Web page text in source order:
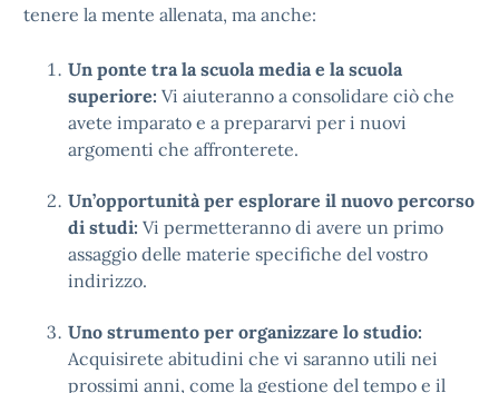
tenere la mente allenata, ma anche:
Un ponte tra la scuola media e la scuola
superiore: Vi aiuteranno a consolidare ciò che
avete imparato e a prepararvi per i nuovi
argomenti che affronterete.
Un’opportunità per esplorare il nuovo percorso
di studi: Vi permetteranno di avere un primo
assaggio delle materie specifiche del vostro
indirizzo.
Uno strumento per organizzare lo studio:
Acquisirete abitudini che vi saranno utili nei
prossimi anni, come la gestione del tempo e il